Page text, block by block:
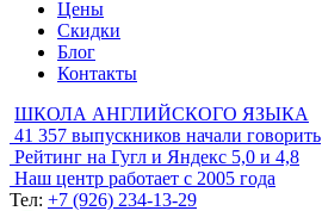
Цены
Скидки
Блог
Контакты
ШКОЛА АНГЛИЙСКОГО ЯЗЫКА
41 357 выпускников начали говорить
Рейтинг на Гугл и Яндекс 5,0 и 4,8
Наш центр работает с 2005 года
Тел: +7 (926) 234-13-29